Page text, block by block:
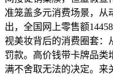
准笼盖多元消费场景，从
出，全国网上零售额
视美妆背后的消费圈套：
罚款。高价钱带卡牌品类
满不舍取无法的决定。来